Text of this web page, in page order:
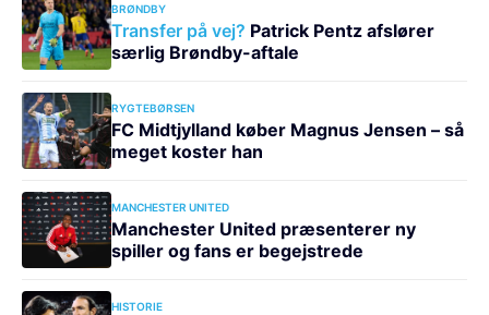
BRØNDBY
Transfer på vej? Patrick Pentz afslører
særlig Brøndby-aftale
RYGTEBØRSEN
FC Midtjylland køber Magnus Jensen – så
meget koster han
MANCHESTER UNITED
Manchester United præsenterer ny
spiller og fans er begejstrede
HISTORIE